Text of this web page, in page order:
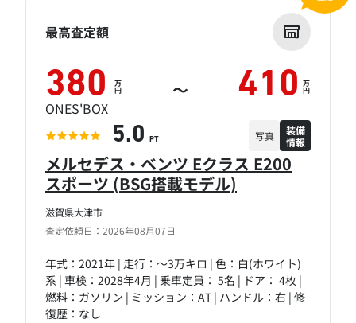
滋賀県大津市
査定依頼日：2026年08月07日
メルセデス・ベンツ Eクラス E200
スポーツ (BSG搭載モデル)
年式：2021年 | 走行：～3万キロ | 色：白(ホワイト)
系 | 車検：2028年4月 | 乗車定員： 5名 | ドア： 4枚 |
燃料：ガソリン | ミッション：AT | ハンドル：右 | 修
復歴：なし
最高査定額
380 万
円 ～ 410 万
円
ONES'BOX
5.0 PT 写真
装備
情報